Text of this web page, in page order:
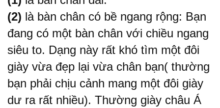
(2) là bàn chân có bề ngang rộng: Bạn
đang có một bàn chân với chiều ngang
siêu to. Dạng này rất khó tìm một đôi
giày vừa đẹp lại vừa chân bạn( thường
bạn phải chịu cảnh mang một đôi giày
dư ra rất nhiều). Thường giày châu Á